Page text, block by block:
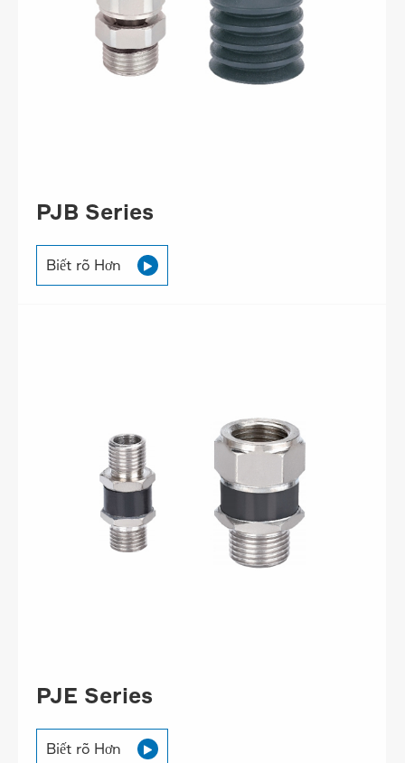
PJB Series
Biết rõ Hơn 
PJE Series
Biết rõ Hơn 